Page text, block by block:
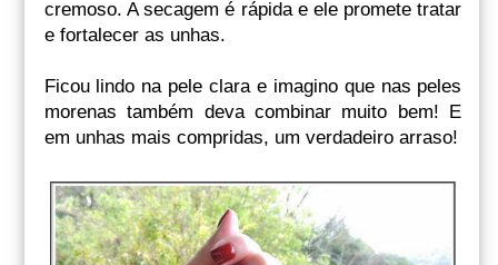
cremoso. A secagem é rápida e ele promete tratar
e fortalecer as unhas.
Ficou lindo na pele clara e imagino que nas peles
morenas também deva combinar muito bem! E
em unhas mais compridas, um verdadeiro arraso!